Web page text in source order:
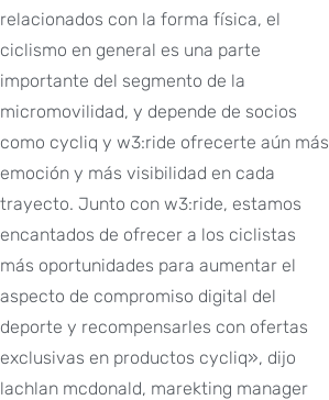
relacionados con la forma física, el
ciclismo en general es una parte
importante del segmento de la
micromovilidad, y depende de socios
como cycliq y w3:ride ofrecerte aún más
emoción y más visibilidad en cada
trayecto. Junto con w3:ride, estamos
encantados de ofrecer a los ciclistas
más oportunidades para aumentar el
aspecto de compromiso digital del
deporte y recompensarles con ofertas
exclusivas en productos cycliq», dijo
lachlan mcdonald, marekting manager